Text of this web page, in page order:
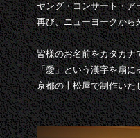
ヤング・コンサート・ア
再び、ニューヨークから
皆様のお名前をカタカナ
「愛」という漢字を扇に
京都の十松屋で制作いた